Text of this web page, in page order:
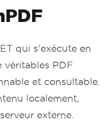
qui s'exécute en
véritables PDF
et consultable.
localement,
externe.